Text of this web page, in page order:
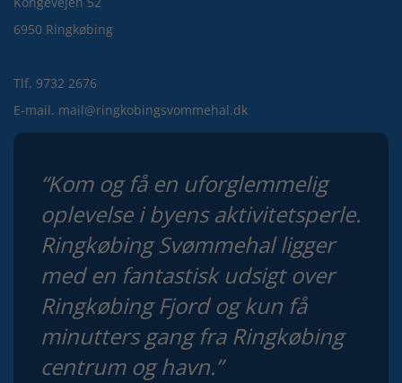
6950 Ringkøbing
Tlf. 9732 2676
E-mail. mail@ringkobingsvommehal.dk
“Kom og få en uforglemmelig
oplevelse i byens aktivitetsperle.
Ringkøbing Svømmehal ligger
med en fantastisk udsigt over
Ringkøbing Fjord og kun få
minutters gang fra Ringkøbing
centrum og havn.”